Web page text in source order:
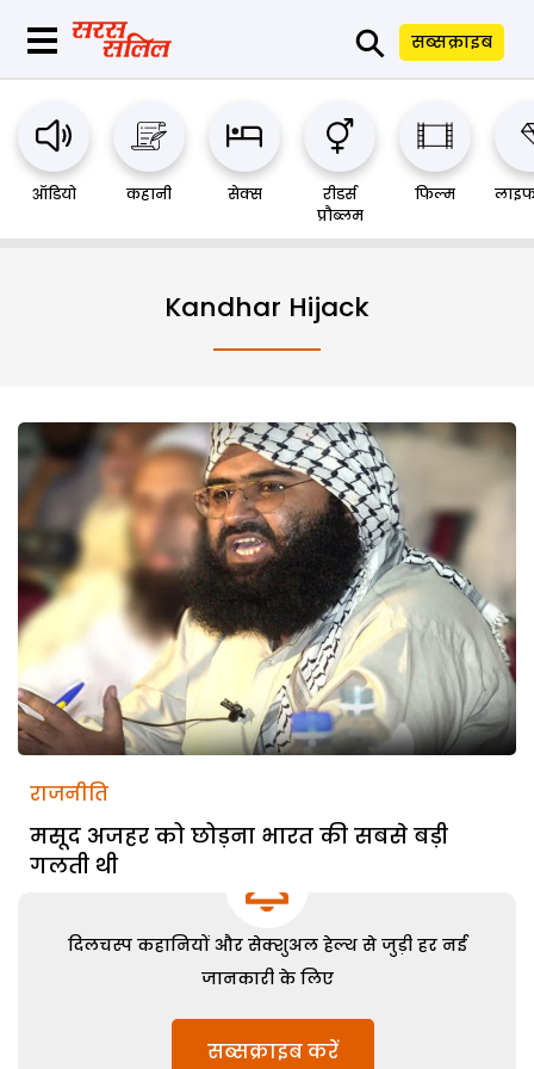
⚲ सब्सक्राइब
ऑडियो कहानी सेक्स
रीडर्स
प्रौब्लम
फिल्म
Kandhar Hijack
राजनीति
मसूद अजहर को छोड़ना भारत की सबसे बड़ी
गलती थी
दिलचस्प कहानियों और सेक्शुअल हेल्थ से जुड़ी हर नई
जानकारी के लिए
सब्सक्राइब करें